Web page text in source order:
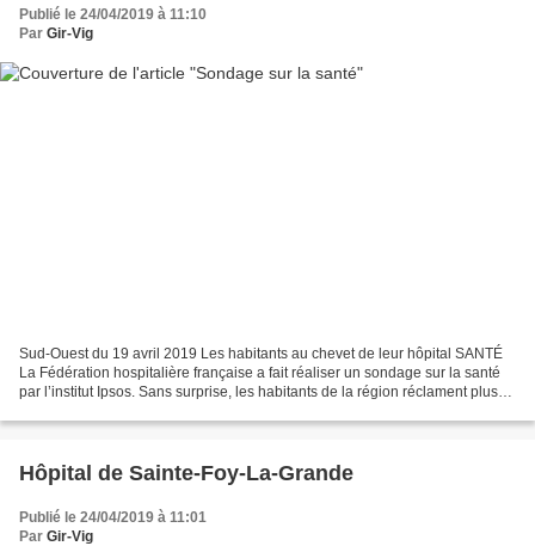
Publié le 24/04/2019 à 11:10
Par Gir-Vig
Sud-Ouest du 19 avril 2019 Les habitants au chevet de leur hôpital SANTÉ
La Fédération hospitalière française a fait réaliser un sondage sur la santé
par l’institut Ipsos. Sans surprise, les habitants de la région réclament plus
Hôpital de Sainte-Foy-La-Grande
Publié le 24/04/2019 à 11:01
Par Gir-Vig